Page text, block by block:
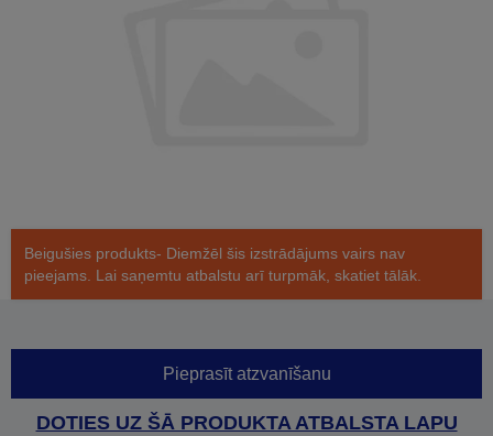
Beigušies produkts- Diemžēl šis izstrādājums vairs nav
pieejams. Lai saņemtu atbalstu arī turpmāk, skatiet tālāk.
Pieprasīt atzvanīšanu
DOTIES UZ ŠĀ PRODUKTA ATBALSTA LAPU